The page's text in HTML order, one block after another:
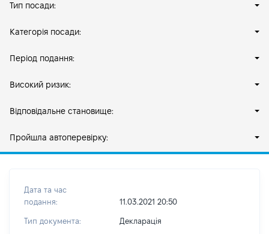
Тип посади:
Категорія посади:
Період подання:
Високий ризик:
Відповідальне становище:
Пройшла автоперевірку:
Дата та час
подання:
11.03.2021 20:50
Тип документа: Декларація